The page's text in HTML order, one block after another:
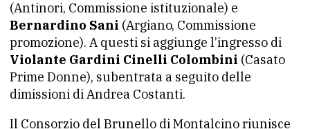
(Antinori, Commissione istituzionale) e
Bernardino Sani (Argiano, Commissione
promozione). A questi si aggiunge l’ingresso di
Violante Gardini Cinelli Colombini (Casato
Prime Donne), subentrata a seguito delle
dimissioni di Andrea Costanti.
Il Consorzio del Brunello di Montalcino riunisce